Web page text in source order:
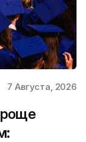
7 Августа, 2026